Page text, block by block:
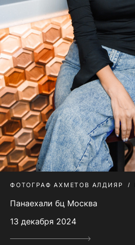
ФОТОГРАФ АХМЕТОВ АЛДИЯР
Панаехали бц Москва
13 декабря 2024